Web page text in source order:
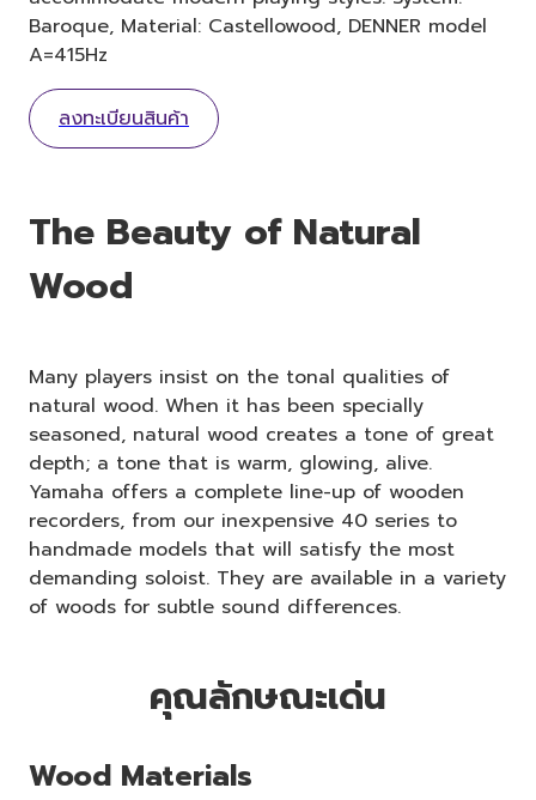
Baroque, Material: Castellowood, DENNER model
A=415Hz
ลงทะเบียนสินค้า
The Beauty of Natural
Wood
Many players insist on the tonal qualities of
natural wood. When it has been specially
seasoned, natural wood creates a tone of great
depth; a tone that is warm, glowing, alive.
Yamaha offers a complete line-up of wooden
recorders, from our inexpensive 40 series to
handmade models that will satisfy the most
demanding soloist. They are available in a variety
of woods for subtle sound differences.
คุณลักษณะเด่น
Wood Materials